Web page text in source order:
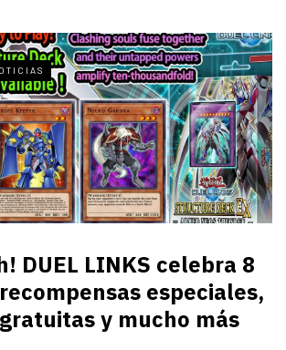
DUEL LINKS celebra 8
especiales,
y mucho más